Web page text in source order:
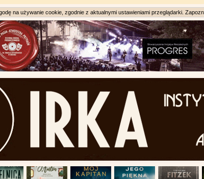
na używanie cookie, zgodnie z aktualnymi ustawieniami przeglądarki.